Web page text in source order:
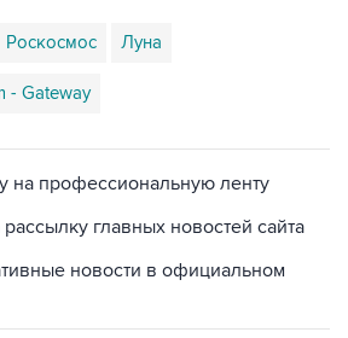
Роскосмос Луна
- Gateway
на профессиональную ленту
главных новостей сайта
новости в официальном